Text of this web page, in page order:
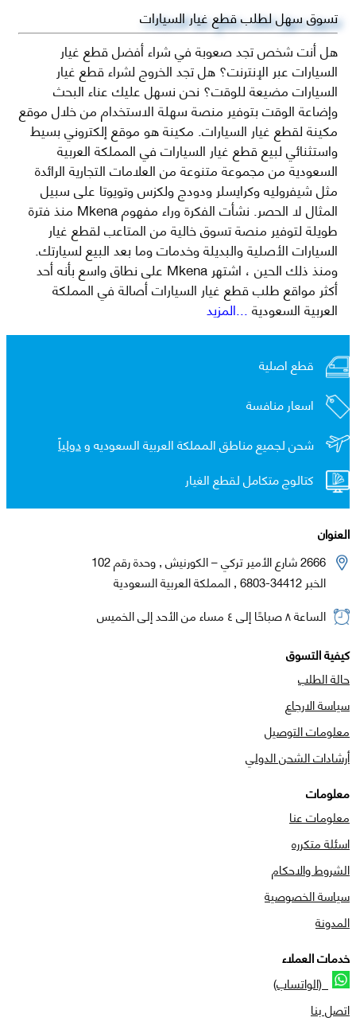
تسوق سهل لطلب قطع غيار السيارات
هل أنت شخص تجد صعوبة في شراء أفضل قطع غيار
السيارات عبر الإنترنت؟ هل تجد الخروج لشراء قطع غيار
السيارات مضيعة للوقت؟ نحن نسهل عليك عناء البحث
وإضاعة الوقت بتوفير منصة سهلة الاستخدام من خلال موقع
مكينة لقطع غيار السيارات. مكينة هو موقع إلكتروني بسيط
واستثنائي لبيع قطع غيار السيارات في المملكة العربية
السعودية من مجموعة متنوعة من العلامات التجارية الرائدة
مثل شيفروليه وكرايسلر ودودج ولكزس وتويوتا على سبيل
المثال لا الحصر. نشأت الفكرة وراء مفهوم Mkena منذ فترة
طويلة لتوفير منصة تسوق خالية من المتاعب لقطع غيار
السيارات الأصلية والبديلة وخدمات وما بعد البيع لسيارتك.
ومنذ ذلك الحين ، اشتهر Mkena على نطاق واسع بأنه أحد
أكثر مواقع طلب قطع غيار السيارات أصالة في المملكة
العربية السعودية...المزيد
قطع اصلية
اسعار منافسة
شحن لجميع مناطق المملكة العربية السعوديه ودولياً
كتالوج متكامل لقطع الغيار
العنوان
2666 شارع الأمير تركي – الكورنيش , وحدة رقم 102
الخبر 34412-6803 , المملكة العربية السعودية
الساعة ٨ صباحًا إلى ٤ مساء من الأحد إلى الخميس
كيفية التسوق
حالة الطلب
سياسة الارجاع
معلومات التوصيل
أرشادات الشحن الدولي
معلومات
معلومات عنا
اسئلة متكرره
الشروط والاحكام
سياسة الخصوصية
المدونة
خدمات العملاء
(الواتساب)
اتصل بنا